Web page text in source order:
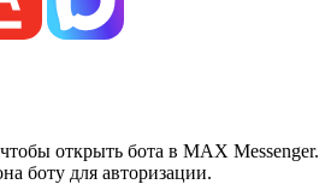
открыть бота в MAX Messenger.
боту для авторизации.